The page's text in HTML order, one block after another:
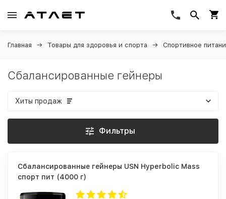
Главная Товары для здоровья и спорта Спортивное
Сбалансированные гейнеры
Хиты продаж
Фильтры
Сбалансированные гейнеры USN Hyperbolic Mass
спорт пит (4000 г)